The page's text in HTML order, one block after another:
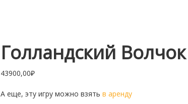
Голландский Волчок
43900,00₽
А еще, эту игру можно взятьв аренду